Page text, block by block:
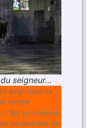
seigneur…
avec l’une de
rendre
« Sur un prélude
personnelle de